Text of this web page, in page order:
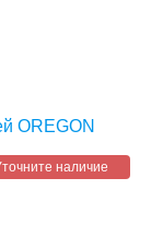
OREGON
наличие